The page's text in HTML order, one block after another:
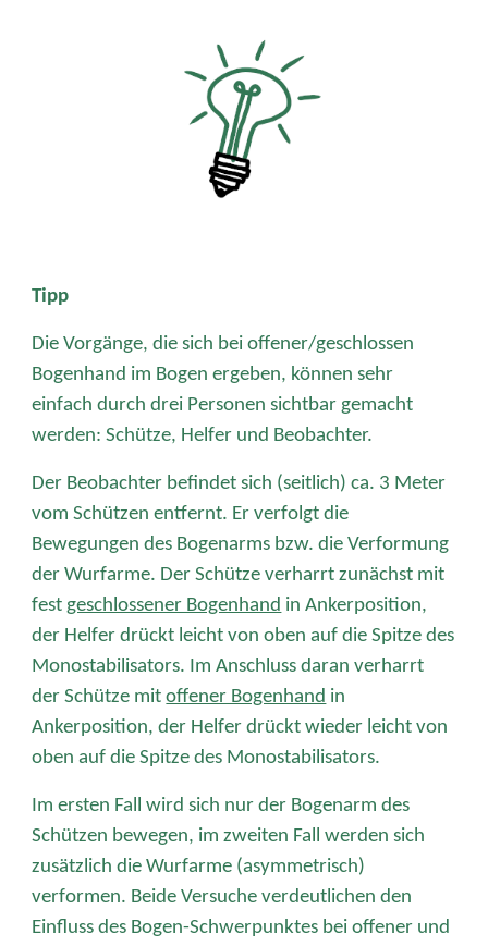
Tipp
Die Vorgänge, die sich bei offener/geschlossen
Bogenhand im Bogen ergeben, können sehr
einfach durch drei Personen sichtbar gemacht
werden: Schütze, Helfer und Beobachter.
Der Beobachter befindet sich (seitlich) ca. 3 Meter
vom Schützen entfernt. Er verfolgt die
Bewegungen des Bogenarms bzw. die Verformung
der Wurfarme. Der Schütze verharrt zunächst mit
festgeschlossener Bogenhand in Ankerposition,
der Helfer drückt leicht von oben auf die Spitze des
Monostabilisators. Im Anschluss daran verharrt
der Schütze mitoffener Bogenhand in
Ankerposition, der Helfer drückt wieder leicht von
oben auf die Spitze des Monostabilisators.
Im ersten Fall wird sich nur der Bogenarm des
Schützen bewegen, im zweiten Fall werden sich
zusätzlich die Wurfarme (asymmetrisch)
verformen. Beide Versuche verdeutlichen den
Einfluss des Bogen-Schwerpunktes bei offener und